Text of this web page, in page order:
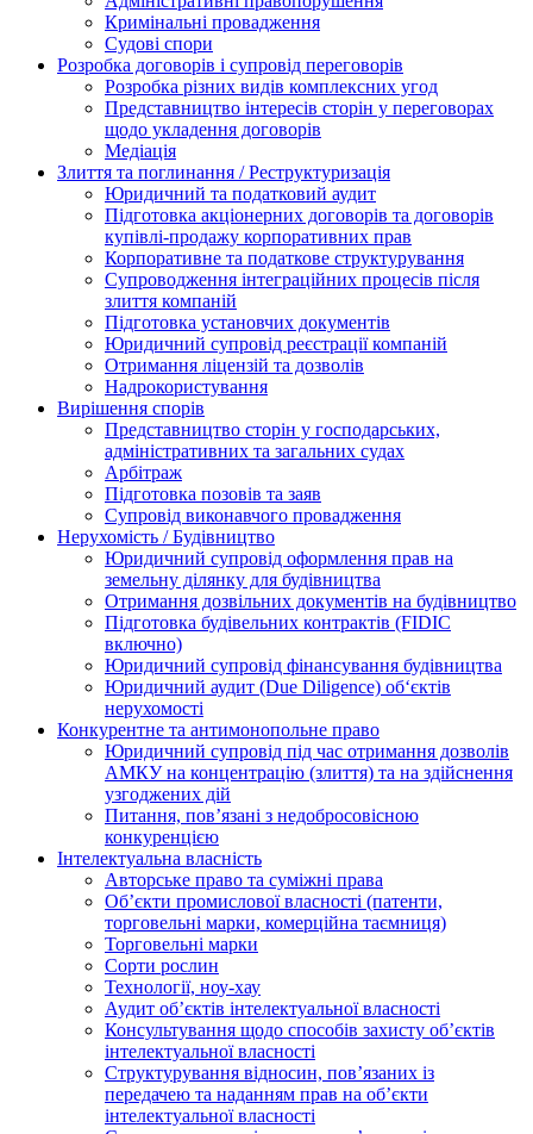
Кримінальні провадження
Судові спори
Розробка договорів і супровід переговорів
Розробка різних видів комплексних угод
Представництво інтересів сторін у переговорах
щодо укладення договорів
Медіація
Злиття та поглинання / Реструктуризація
Юридичний та податковий аудит
Підготовка акціонерних договорів та договорів
купівлі-продажу корпоративних прав
Корпоративне та податкове структурування
Супроводження інтеграційних процесів після
злиття компаній
Підготовка установчих документів
Юридичний супровід реєстрації компаній
Отримання ліцензій та дозволів
Надрокористування
Вирішення спорів
Представництво сторін у господарських,
адміністративних та загальних судах
Арбітраж
Підготовка позовів та заяв
Супровід виконавчого провадження
Нерухомість / Будівництво
Юридичний супровід оформлення прав на
земельну ділянку для будівництва
Отримання дозвільних документів на будівництво
Підготовка будівельних контрактів (FIDIC
включно)
Юридичний супровід фінансування будівництва
Юридичний аудит (Due Diligence) об‘єктів
нерухомості
Конкурентне та антимонопольне право
Юридичний супровід під час отримання дозволів
АМКУ на концентрацію (злиття) та на здійснення
узгоджених дій
Питання, пов’язані з недобросовісною
конкуренцією
Інтелектуальна власність
Авторське право та суміжні права
Oб’єкти промислової власності (патенти,
торговельні марки, комерційна таємниця)
Торговельні марки
Сорти рослин
Технології, ноу-хау
Аудит об’єктів інтелектуальної власності
Консультування щодо способів захисту об’єктів
інтелектуальної власності
Структурування відносин, пов’язаних із
передачею та наданням прав на об’єкти
інтелектуальної власності